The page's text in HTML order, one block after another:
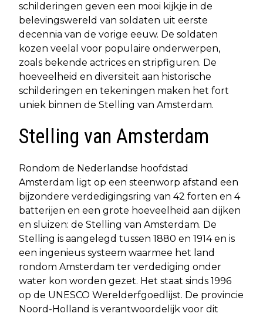
schilderingen geven een mooi kijkje in de
belevingswereld van soldaten uit eerste
decennia van de vorige eeuw. De soldaten
kozen veelal voor populaire onderwerpen,
zoals bekende actrices en stripfiguren. De
hoeveelheid en diversiteit aan historische
schilderingen en tekeningen maken het fort
uniek binnen de Stelling van Amsterdam.
Stelling van Amsterdam
Rondom de Nederlandse hoofdstad
Amsterdam ligt op een steenworp afstand een
bijzondere verdedigingsring van 42 forten en 4
batterijen en een grote hoeveelheid aan dijken
en sluizen: de Stelling van Amsterdam. De
Stelling is aangelegd tussen 1880 en 1914 en is
een ingenieus systeem waarmee het land
rondom Amsterdam ter verdediging onder
water kon worden gezet. Het staat sinds 1996
op de UNESCO Werelderfgoedlijst. De provincie
Noord-Holland is verantwoordelijk voor dit